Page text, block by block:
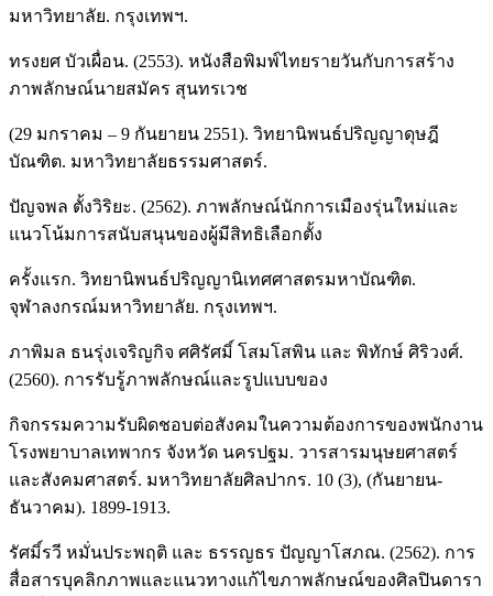
มหาวิทยาลัย. กรุงเทพฯ.
ทรงยศ บัวเผื่อน. (2553). หนังสือพิมพ์ไทยรายวันกับการสร้าง
ภาพลักษณ์นายสมัคร สุนทรเวช
(29 มกราคม – 9 กันยายน 2551). วิทยานิพนธ์ปริญญาดุษฎี
บัณฑิต. มหาวิทยาลัยธรรมศาสตร์.
ปัญจพล ตั้งวิริยะ. (2562). ภาพลักษณ์นักการเมืองรุ่นใหม่และ
แนวโน้มการสนับสนุนของผู้มีสิทธิเลือกตั้ง
ครั้งแรก. วิทยานิพนธ์ปริญญานิเทศศาสตรมหาบัณฑิต.
จุฬาลงกรณ์มหาวิทยาลัย. กรุงเทพฯ.
ภาพิมล ธนรุ่งเจริญกิจ ศศิรัศมิ์ โสมโสพิน และ พิทักษ์ ศิริวงศ์.
(2560). การรับรู้ภาพลักษณ์และรูปแบบของ
กิจกรรมความรับผิดชอบต่อสังคมในความต้องการของพนักงาน
โรงพยาบาลเทพากร จังหวัด นครปฐม. วารสารมนุษยศาสตร์
และสังคมศาสตร์. มหาวิทยาลัยศิลปากร. 10 (3), (กันยายน-
ธันวาคม). 1899-1913.
รัศมิ์รวี หมั่นประพฤติ และ ธรรญธร ปัญญาโสภณ. (2562). การ
สื่อสารบุคลิกภาพและแนวทางแก้ไขภาพลักษณ์ของศิลปินดารา